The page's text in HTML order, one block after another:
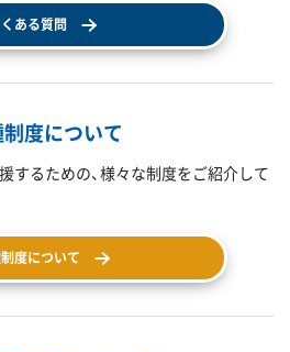
ある質問
度について
するための、様々な制度をご紹介して
度について